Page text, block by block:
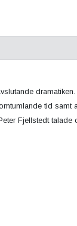
tid samt
Fjellstedt talade